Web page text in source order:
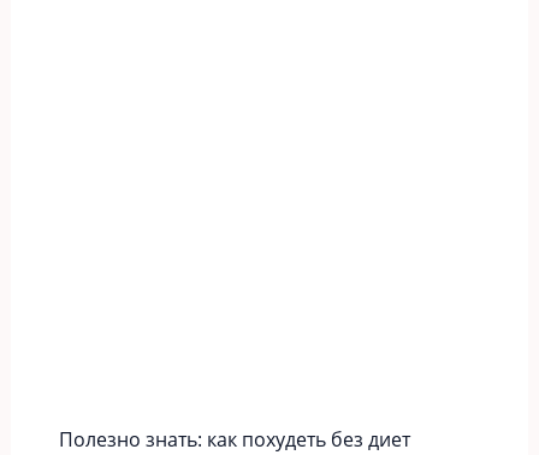
Полезно знать: как похудеть без диет